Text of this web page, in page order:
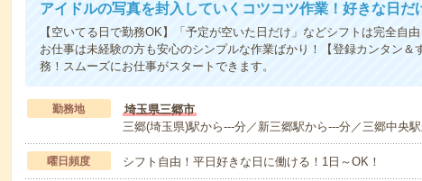
アイドルの写真を封入していくコツコツ作業！好きな日だ
【空いてる日で勤務OK】「予定が空いた日だけ」などシフトは完全自
お仕事は未経験の方も安心のシンプルな作業ばかり！【登録カンタン＆
務！スムーズにお仕事がスタートできます。
勤務地
埼玉県三郷市
三郷(埼玉県)駅から---分／新三郷駅から---分／三郷中央
曜日頻度 シフト自由！平日好きな日に働ける！1日～OK！